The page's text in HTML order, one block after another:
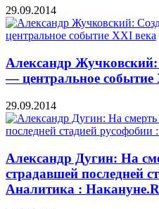
29.09.2014
Александр
— центральное событие
29.09.2014
Александр Дугин: На
страдавшей последней
Аналитика :